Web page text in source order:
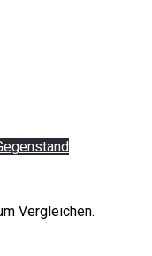
Vergleichen.